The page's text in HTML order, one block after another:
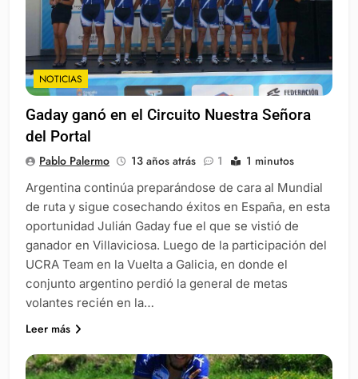
NOTICIAS
Gaday ganó en el Circuito Nuestra Señora
del Portal
Pablo Palermo 13 años atrás 1 1 minutos
Argentina continúa preparándose de cara al Mundial
de ruta y sigue cosechando éxitos en España, en esta
oportunidad Julián Gaday fue el que se vistió de
ganador en Villaviciosa. Luego de la participación del
UCRA Team en la Vuelta a Galicia, en donde el
conjunto argentino perdió la general de metas
volantes recién en la…
Leer más